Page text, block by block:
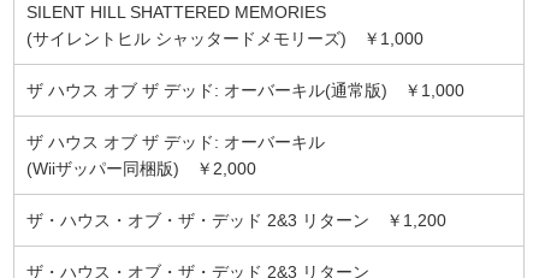
SILENT HILL SHATTERED MEMORIES
(サイレントヒル シャッタードメモリーズ) ￥1,000
ザ ハウス オブ ザ デッド: オーバーキル(通常版) ￥1,000
ザ ハウス オブ ザ デッド: オーバーキル
(Wiiザッパー同梱版) ￥2,000
ザ・ハウス・オブ・ザ・デッド 2&3 リターン ￥1,200
ザ・ハウス・オブ・ザ・デッド 2&3 リターン